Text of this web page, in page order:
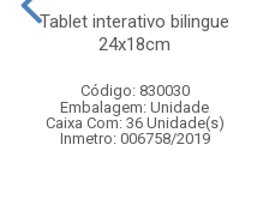
Tablet interativo bilingue
24x18cm
Código: 830030
Embalagem: Unidade
Caixa Com: 36 Unidade(s)
Inmetro: 006758/2019